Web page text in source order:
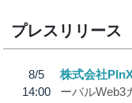
プレスリリース
8/5
14:00
株式会社
ーバルWeb3